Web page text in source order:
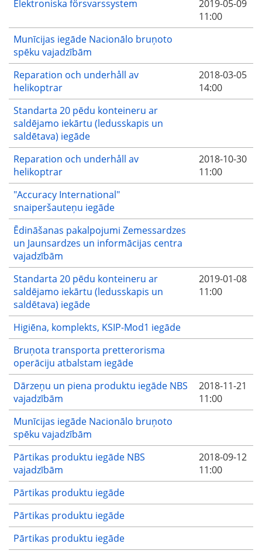
Elektroniska försvarssystem
2019-05-09
11:00
Munīcijas iegāde Nacionālo bruņoto
spēku vajadzībām
Reparation och underhåll av
helikoptrar
2018-03-05
14:00
Standarta 20 pēdu konteineru ar
saldējamo iekārtu (ledusskapis un
saldētava) iegāde
Reparation och underhåll av
helikoptrar
2018-10-30
11:00
"Accuracy International"
snaiperšauteņu iegāde
Ēdināšanas pakalpojumi Zemessardzes
un Jaunsardzes un informācijas centra
vajadzībām
Standarta 20 pēdu konteineru ar
saldējamo iekārtu (ledusskapis un
saldētava) iegāde
2019-01-08
11:00
Higiēna, komplekts, KSIP-Mod1 iegāde
Bruņota transporta pretterorisma
operāciju atbalstam iegāde
Dārzeņu un piena produktu iegāde NBS
vajadzībām
2018-11-21
11:00
Munīcijas iegāde Nacionālo bruņoto
spēku vajadzībām
Pārtikas produktu iegāde NBS
vajadzībām
2018-09-12
11:00
Pārtikas produktu iegāde
Pārtikas produktu iegāde
Pārtikas produktu iegāde